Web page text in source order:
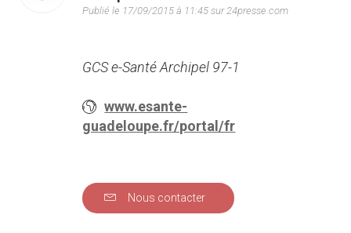
Publié le 17/09/2015 à 11:45 sur 24presse.com
GCS e-Santé Archipel 97-1
www.esante-
guadeloupe.fr/portal/fr
Nous contacter